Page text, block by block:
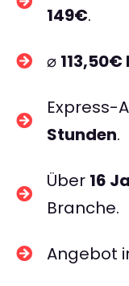
149€.
⌀
Express-
Stunden.
Über 16
Branche.
Angebot